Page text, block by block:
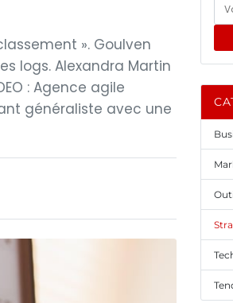
». Goulven
logs. Alexandra Martin
: Agence agile
généraliste avec une